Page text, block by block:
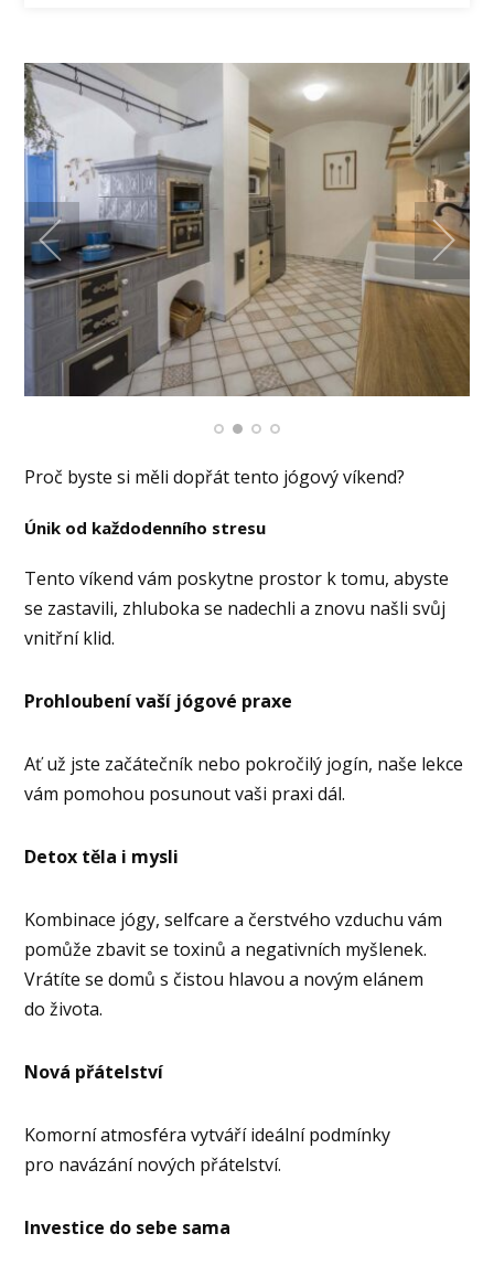
Proč byste si měli dopřát tento jógový víkend?
Únik od každodenního stresu
Tento víkend vám poskytne prostor k tomu, abyste
se zastavili, zhluboka se nadechli a znovu našli svůj
vnitřní klid.
Prohloubení vaší jógové praxe
Ať už jste začátečník nebo pokročilý jogín, naše lekce
vám pomohou posunout vaši praxi dál.
Detox těla i mysli
Kombinace jógy, selfcare a čerstvého vzduchu vám
pomůže zbavit se toxinů a negativních myšlenek.
Vrátíte se domů s čistou hlavou a novým elánem
do života.
Nová přátelství
Komorní atmosféra vytváří ideální podmínky
pro navázání nových přátelství.
Investice do sebe sama